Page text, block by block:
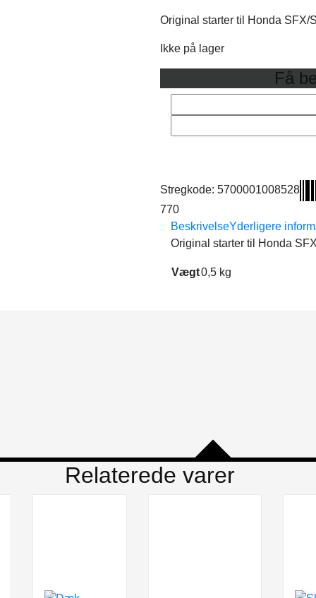
1.290,00 kr..
Original starter til Honda SFX/
Ikke på lager
Få
Stregkode: 5700001008528
770
BeskrivelseYderligere
Original starter til Honda
Vægt0,5 kg
Relaterede varer